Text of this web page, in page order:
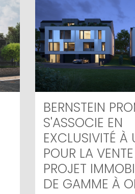
BERNSTEIN
S'ASSOCIE EN
EXCLUSIVITÉ À
POUR LA
PROJET
DE GAMME À